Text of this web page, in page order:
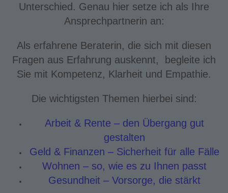
Unterschied. Genau hier setze ich als Ihre
Ansprechpartnerin an:
Als erfahrene Beraterin, die sich mit diesen
Fragen aus Erfahrung auskennt, begleite ich
Sie mit Kompetenz, Klarheit und Empathie.
Die wichtigsten Themen hierbei sind:
Arbeit & Rente – den Übergang gut
gestalten
Geld & Finanzen – Sicherheit für alle Fälle
Wohnen – so, wie es zu Ihnen passt
Gesundheit – Vorsorge, die stärkt